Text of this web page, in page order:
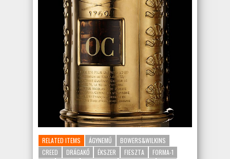
RELATED ITEMS ÁGYNEMŰ
BOWERS&WILKINS
CREED
DRÁGAKŐ ÉKSZER FIESZTA
FORMA-1